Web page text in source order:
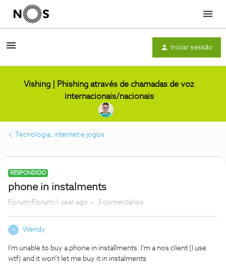
Menu
Iniciar sessão
Vishing | Phishing através de chamadas de voz
internacionais/nacionais
Tecnologia, internet e jogos
RESPONDIDO
phone in instalments
Forum|Forum|1 year ago 3 comentários
W Wendy
I’m unable to buy a phone in installments. I’m a nos client (I use
wtf) and it won’t let me buy it in instalments